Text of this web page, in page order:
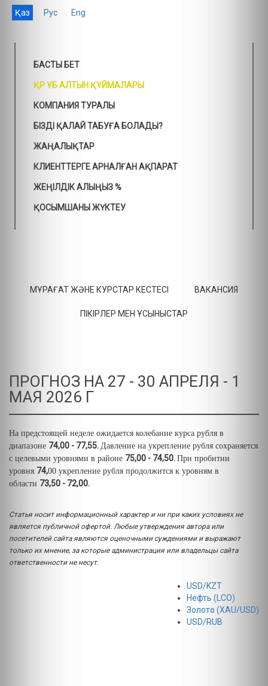
Қаз Рус Eng
БАСТЫ БЕТ
ҚР ҰБ АЛТЫН ҚҰЙМАЛАРЫ
КОМПАНИЯ ТУРАЛЫ
БІЗДІ ҚАЛАЙ ТАБУҒА БОЛАДЫ?
ЖАҢАЛЫҚТАР
КЛИЕНТТЕРГЕ АРНАЛҒАН АҚПАРАТ
ЖЕҢІЛДІК АЛЫҢЫЗ %
ҚОСЫМШАНЫ ЖҮКТЕУ
МҰРАҒАТ ЖӘНЕ КУРСТАР КЕСТЕСІ ВАКАНСИЯ
ПІКІРЛЕР МЕН ҰСЫНЫСТАР
ПРОГНОЗ НА 27 - 30 АПРЕЛЯ - 1
МАЯ 2026 Г
На предстоящей неделе ожидается колебание курса рубля в
диапазоне 74,00 - 77,55. Давление на укрепление рубля сохраняется
с целевыми уровнями в районе 75,00 - 74,50. При пробитии
уровня 74,00 укрепление рубля продолжится к уровням в
области 73,50 - 72,00.
Статья носит информационный характер и ни при каких условиях не
является публичной офертой. Любые утверждения автора или
посетителей сайта являются оценочными суждениями и выражают
только их мнение, за которые администрация или владельцы сайта
ответственности не несут.
USD/KZT
Нефть (LCO)
Золото (XAU/USD)
USD/RUB